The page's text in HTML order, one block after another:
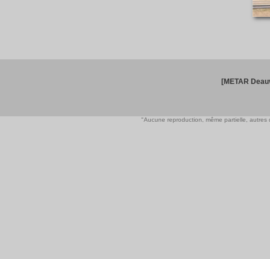
[METAR
"Aucune reproduction, même partielle,